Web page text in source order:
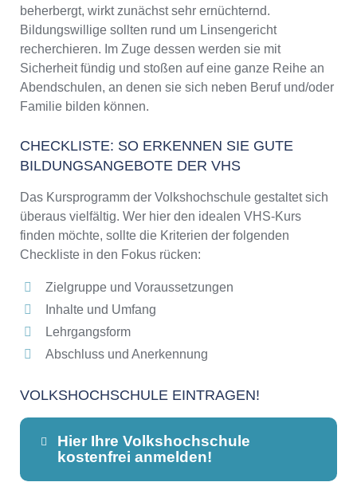
beherbergt, wirkt zunächst sehr ernüchternd.
Bildungswillige sollten rund um Linsengericht
recherchieren. Im Zuge dessen werden sie mit
Sicherheit fündig und stoßen auf eine ganze Reihe an
Abendschulen, an denen sie sich neben Beruf und/oder
Familie bilden können.
CHECKLISTE: SO ERKENNEN SIE GUTE
BILDUNGSANGEBOTE DER VHS
Das Kursprogramm der Volkshochschule gestaltet sich
überaus vielfältig. Wer hier den idealen VHS-Kurs
finden möchte, sollte die Kriterien der folgenden
Checkliste in den Fokus rücken:
Zielgruppe und Voraussetzungen
Inhalte und Umfang
Lehrgangsform
Abschluss und Anerkennung
VOLKSHOCHSCHULE EINTRAGEN!
Hier Ihre Volkshochschule
kostenfrei anmelden!